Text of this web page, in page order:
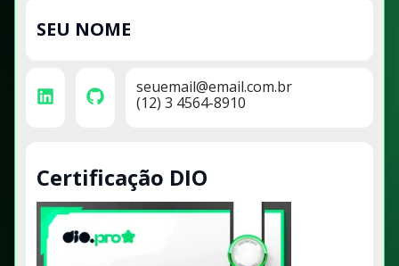
SEU NOME
seuemail@email.com.br
(12) 3 4564-8910
Certificação DIO